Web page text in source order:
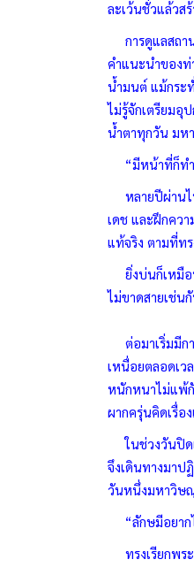
ละเว้นชั่วแล้วส
การดูแลสถาน
คำแนะนำของท่
น้ำมนต์ แม้กระ
ไม่รู้จักเตรียมอุ
น้ำตาทุกวัน มห
“มีหน้าที่ก็ทำ
หลายปีผ่านไป
เดช และฝึกคว
แท้จริง ตามที่ท
ยิ่งบ่นก็เหมือ
ไม่ขาดสายเช่น
ต่อมาเริ่มมีก
เหนื่อยตลอดเ
หนักหนาไม่แพ้กั
ผากครุ่นคิดเรื่อ
ในช่วงวันปิด
จึงเดินทางมาป
วันหนึ่งมหาวิษ
“ลักษมีอยาก
ทรงเรียกพร